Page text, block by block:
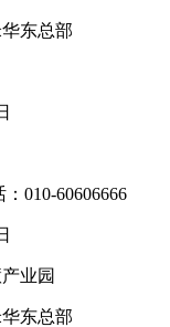
东总部
010-60606666
业园
东总部